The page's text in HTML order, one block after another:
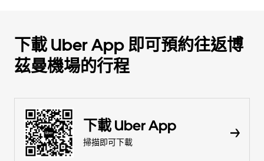
下載 Uber App 即可預約往返博
茲曼機場的行程
下載 Uber App
掃描即可下載